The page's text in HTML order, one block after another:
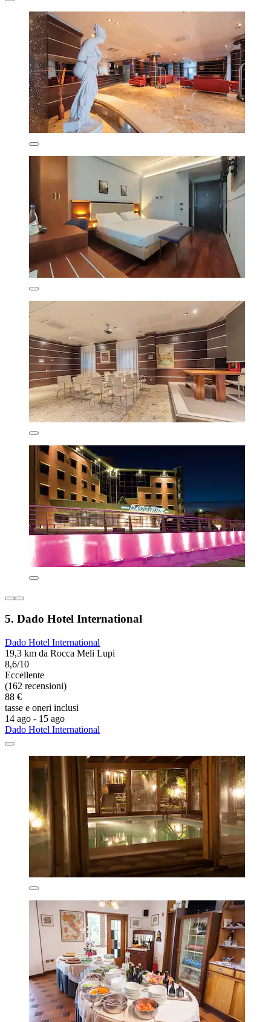
5. Dado Hotel International
Dado Hotel International
19,3 km da Rocca Meli Lupi
8,6/10
Eccellente
(162 recensioni)
88 €
tasse e oneri inclusi
14 ago - 15 ago
Dado Hotel International